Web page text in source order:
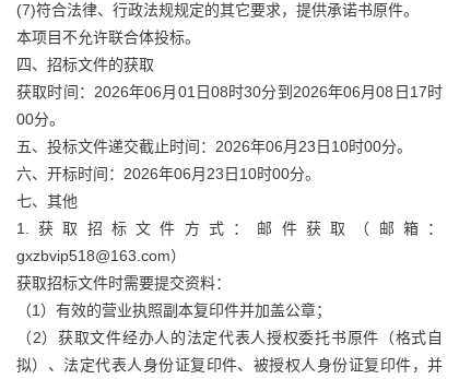
(7)符合法律、行政法规规定的其它要求，提供承诺书原件。
本项目不允许联合体投标。
四、招标文件的获取
获取时间：2026年06月01日08时30分到2026年06月08日17时
00分。
五、投标文件递交截止时间：2026年06月23日10时00分。
六、开标时间：2026年06月23日10时00分。
七、其他
1.获取招标文件方式：邮件获取（邮箱：
gxzbvip518@163.com）
获取招标文件时需要提交资料：
（1）有效的营业执照副本复印件并加盖公章；
（2）获取文件经办人的法定代表人授权委托书原件（格式自
拟）、法定代表人身份证复印件、被授权人身份证复印件，并